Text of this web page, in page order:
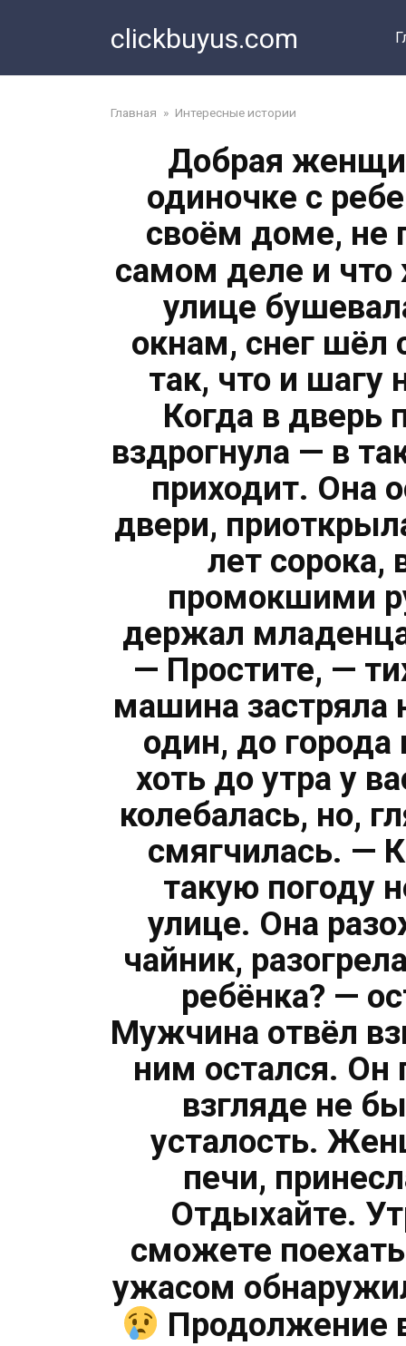
clickbuyus.com
Главная » Интересные истории
Добрая
одиночке с
своём доме, не
самом деле и
улице
окнам, снег шёл
так, что и шагу
Когда в дверь
вздрогнула — в
приходит. Она
двери,
лет сорока,
промокшими
держал
— Простите, —
машина застряла
один, до
хоть до утра у
колебалась, но,
смягчилась. —
такую погоду
улице. Она
чайник,
ребёнка? —
Мужчина отвёл
ним остался. Он
взгляде не
усталость.
печи,
Отдыхайте.
сможете
ужасом
Продолжение